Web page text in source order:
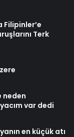
Filipinler’e
Terk
neden
var dedi
en küçük atı